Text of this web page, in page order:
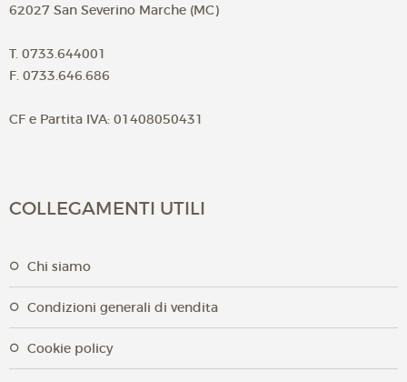
62027 San Severino Marche (MC)
T. 0733.644001
F. 0733.646.686
CF e Partita IVA: 01408050431
COLLEGAMENTI UTILI
chi siamo
condizioni generali di vendita
cookie policy